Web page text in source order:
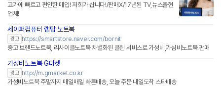
고가에 빠르고 편안한 매입! 저희가 삽니다!/판매X/17년된 TV,뉴스출현
업체!
세이퍼컴퓨터 랩탑 노트북
광고 https://smartstore.naver.com/bornit
중고 브랜드노트북, 리사이클노트북 차별화된 클린 서비스로 가성비,가심비노트북 판매
가성비노트북 G마켓
광고 http://m.gmarket.co.kr
가성비노트북 주말까지 매일매일 빠른배송, 오늘 주문 내일도착 스타배송